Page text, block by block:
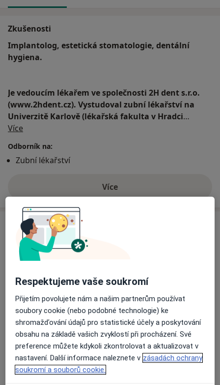
Zkušenosti
Implantolog, estetická stomatologie, dentální
hygiena.
Je vedoucím lékařem ve společnosti 2H dent s.r.o.
(www.2hdent.cz). Vystudoval zubní lékařství na
Univerzitě Karlově (lékařská fakulta v Hradci
Králové-2009). Dále se kontinuálně vzdělává
prostřednictvím mnoha teoretických i praktických
kurzů. Zakládá si na preciznosti a kvalitní péči.
Více
Odborník na:
Zubní lékařství
Víceo zkušenostech
Služby a ceník služeb
Dentální hygiena
Detaily
Endodontické konzultace
Detaily
Estetická stomatologie
Detaily
Preventivní prohlídky
Detaily
Respektujeme vaše soukromí
Přijetím povolujete nám a našim partnerům používat
soubory cookie (nebo podobné technologie) ke
shromažďování údajů pro statistické účely a poskytování
obsahu na základě vašich zvyklostí při procházení. Své
preference můžete kdykoli zkontrolovat a aktualizovat v
nastavení. Další informace naleznete v zásadách ochrany
soukromí a souborů cookie.